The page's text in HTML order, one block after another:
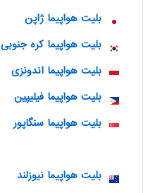
بلیت هواپیما ژاپن
بلیت هواپیما کره جنوبی
بلیت هواپیما اندونزی
بلیت هواپیما فیلیپین
بلیت هواپیما سنگاپور
بلیت هواپیما نیوزلند